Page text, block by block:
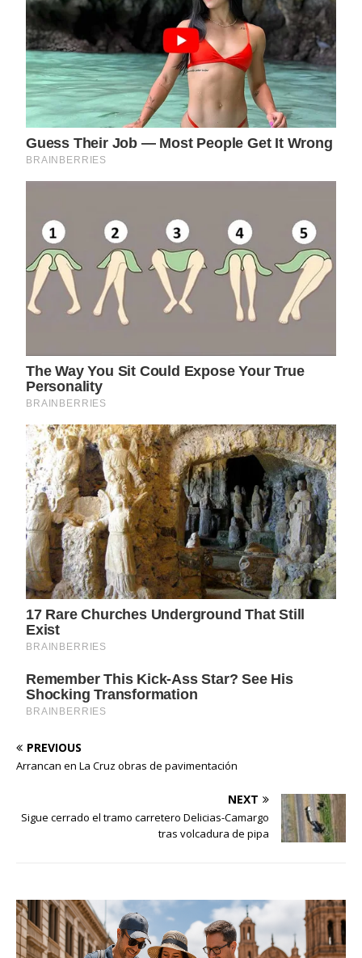
PREVIOUS
Arrancan en La Cruz obras de pavimentación
NEXT
Sigue cerrado el tramo carretero Delicias-Camargo
tras volcadura de pipa